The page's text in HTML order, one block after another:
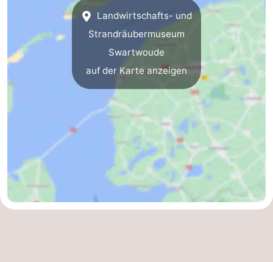
Landwirtschafts- und
Strandräubermuseum
Swartwoude
auf der Karte anzeigen